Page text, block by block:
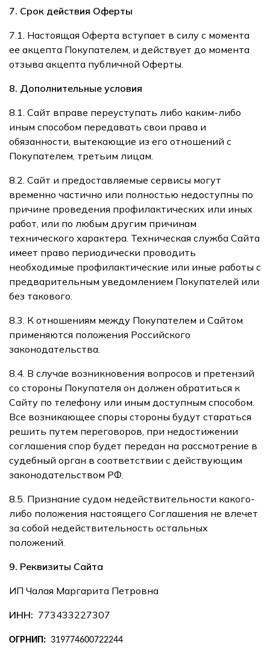
7. Срок действия Оферты
7.1. Настоящая Оферта вступает в силу с момента
ее акцепта Покупателем, и действует до момента
отзыва акцепта публичной Оферты.
8. Дополнительные условия
8.1. Сайт вправе переуступать либо каким-либо
иным способом передавать свои права и
обязанности, вытекающие из его отношений с
Покупателем, третьим лицам.
8.2. Сайт и предоставляемые сервисы могут
временно частично или полностью недоступны по
причине проведения профилактических или иных
работ, или по любым другим причинам
технического характера. Техническая служба Сайта
имеет право периодически проводить
необходимые профилактические или иные работы с
предварительным уведомлением Покупателей или
без такового.
8.3. К отношениям между Покупателем и Сайтом
применяются положения Российского
законодательства.
8.4. В случае возникновения вопросов и претензий
со стороны Покупателя он должен обратиться к
Сайту по телефону или иным доступным способом.
Все возникающее споры стороны будут стараться
решить путем переговоров, при недостижении
соглашения спор будет передан на рассмотрение в
судебный орган в соответствии с действующим
законодательством РФ.
8.5. Признание судом недействительности какого-
либо положения настоящего Соглашения не влечет
за собой недействительность остальных
положений.
9. Реквизиты Сайта
ИП Чалая Маргарита Петровна
ИНН: 773433227307
ОГРНИП: 319774600722244